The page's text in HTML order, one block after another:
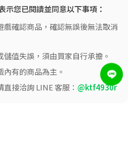
示您已閱讀並同意以下事項：
戲確認商品，確認無誤後無法取消
值失誤，須由買家自行承擔。
有的商品為主。
接洽詢 LINE 客服： @ktf4930r